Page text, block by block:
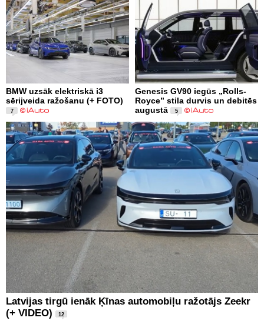
BMW uzsāk elektriskā i3
sērijveida ražošanu (+ FOTO)
7
Genesis GV90 iegūs „Rolls-
Royce” stila durvis un debitēs
augustā
5
Latvijas tirgū ienāk Ķīnas automobiļu ražotājs Zeekr
(+ VIDEO)
12